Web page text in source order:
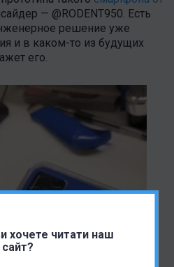
хочете читати наш
сайт?
— @RODENT950. Есть
решение уже
и в каком-то из будущих
его.